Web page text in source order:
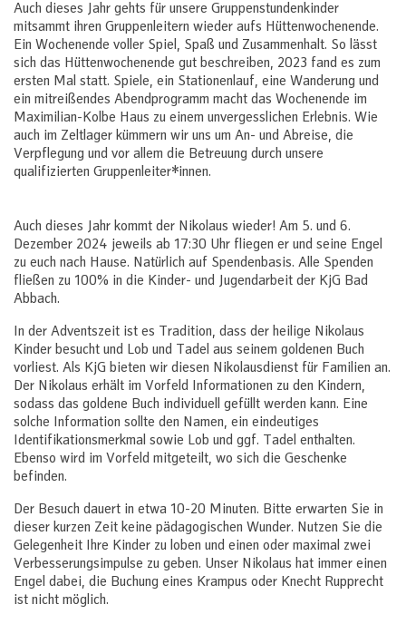
Auch dieses Jahr gehts für unsere Gruppenstundenkinder
mitsammt ihren Gruppenleitern wieder aufs Hüttenwochenende.
Ein Wochenende voller Spiel, Spaß und Zusammenhalt. So lässt
sich das Hüttenwochenende gut beschreiben, 2023 fand es zum
ersten Mal statt. Spiele, ein Stationenlauf, eine Wanderung und
ein mitreißendes Abendprogramm macht das Wochenende im
Maximilian-Kolbe Haus zu einem unvergesslichen Erlebnis. Wie
auch im Zeltlager kümmern wir uns um An- und Abreise, die
Verpflegung und vor allem die Betreuung durch unsere
qualifizierten Gruppenleiter*innen.
Auch dieses Jahr kommt der Nikolaus wieder! Am 5. und 6.
Dezember 2024 jeweils ab 17:30 Uhr fliegen er und seine Engel
zu euch nach Hause. Natürlich auf Spendenbasis. Alle Spenden
fließen zu 100% in die Kinder- und Jugendarbeit der KjG Bad
Abbach.
In der Adventszeit ist es Tradition, dass der heilige Nikolaus
Kinder besucht und Lob und Tadel aus seinem goldenen Buch
vorliest. Als KjG bieten wir diesen Nikolausdienst für Familien an.
Der Nikolaus erhält im Vorfeld Informationen zu den Kindern,
sodass das goldene Buch individuell gefüllt werden kann. Eine
solche Information sollte den Namen, ein eindeutiges
Identifikationsmerkmal sowie Lob und ggf. Tadel enthalten.
Ebenso wird im Vorfeld mitgeteilt, wo sich die Geschenke
befinden.
Der Besuch dauert in etwa 10-20 Minuten. Bitte erwarten Sie in
dieser kurzen Zeit keine pädagogischen Wunder. Nutzen Sie die
Gelegenheit Ihre Kinder zu loben und einen oder maximal zwei
Verbesserungsimpulse zu geben. Unser Nikolaus hat immer einen
Engel dabei, die Buchung eines Krampus oder Knecht Rupprecht
ist nicht möglich.